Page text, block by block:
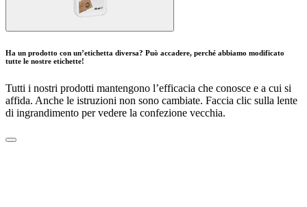
Ha un prodotto con un’etichetta diversa? Può accadere, perché abbiamo modificato
tutte le nostre etichette!
Tutti i nostri prodotti mantengono l’efficacia che conosce e a cui si
affida. Anche le istruzioni non sono cambiate. Faccia clic sulla lente
di ingrandimento per vedere la confezione vecchia.